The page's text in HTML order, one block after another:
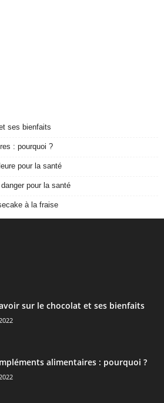
ses bienfaits
: pourquoi ?
pour la santé
pour la santé
à la fraise
sur le chocolat et ses bienfaits
alimentaires : pourquoi ?